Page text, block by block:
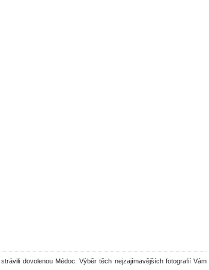
dovolenou Médoc. Výběr těch nejzajímavějších fotografií Vám